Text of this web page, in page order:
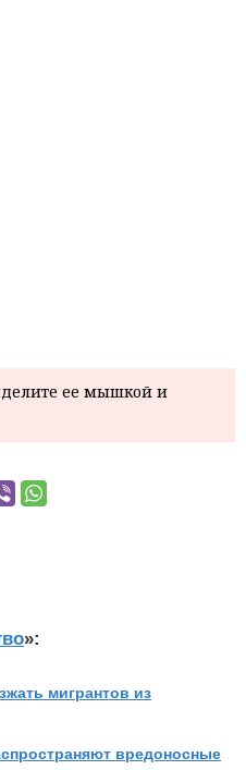
ее мышкой и
»:
мигрантов из
вредоносные